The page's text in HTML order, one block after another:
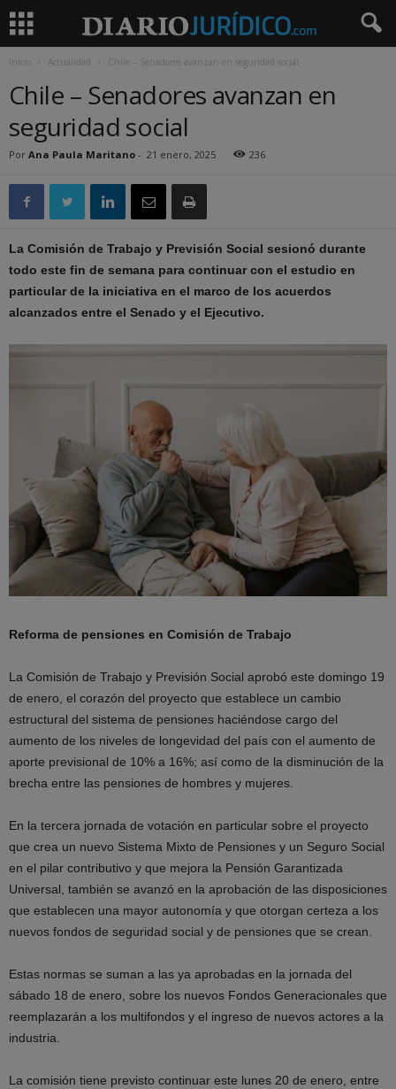
Inicio Actualidad Chile – Senadores avanzan en seguridad social
Chile – Senadores avanzan en
seguridad social
Por Ana Paula Maritano - 21 enero, 2025 236
La Comisión de Trabajo y Previsión Social sesionó durante
todo este fin de semana para continuar con el estudio en
particular de la iniciativa en el marco de los acuerdos
alcanzados entre el Senado y el Ejecutivo.
Reforma de pensiones en Comisión de Trabajo
La Comisión de Trabajo y Previsión Social aprobó este domingo 19
de enero, el corazón del proyecto que establece un cambio
estructural del sistema de pensiones haciéndose cargo del
aumento de los niveles de longevidad del país con el aumento de
aporte previsional de 10% a 16%; así como de la disminución de la
brecha entre las pensiones de hombres y mujeres.
En la tercera jornada de votación en particular sobre el proyecto
que crea un nuevo Sistema Mixto de Pensiones y un Seguro Social
en el pilar contributivo y que mejora la Pensión Garantizada
Universal, también se avanzó en la aprobación de las disposiciones
que establecen una mayor autonomía y que otorgan certeza a los
nuevos fondos de seguridad social y de pensiones que se crean.
Estas normas se suman a las ya aprobadas en la jornada del
sábado 18 de enero, sobre los nuevos Fondos Generacionales que
reemplazarán a los multifondos y el ingreso de nuevos actores a la
industria.
La comisión tiene previsto continuar este lunes 20 de enero, entre